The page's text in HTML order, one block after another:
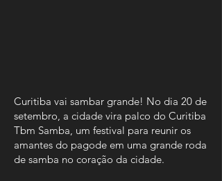
Curitiba vai sambar grande! No dia 20 de
setembro, a cidade vira palco do Curitiba
Tbm Samba, um festival para reunir os
amantes do pagode em uma grande roda
de samba no coração da cidade.